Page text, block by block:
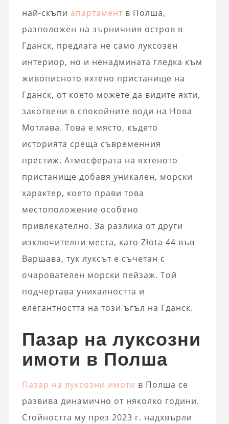
най-скъпи апартамент в Полша,
разположен на зърничния остров в
Гданск, предлага не само луксозен
интериор, но и ненадмината гледка към
живописното яхтено пристанище на
Гданск, от което можете да видите яхти,
закотвени в спокойните води на Нова
Мотлава. Това е място, където
историята среща съвременния
престиж. Атмосферата на яхтеното
пристанище добавя уникален, морски
характер, което прави това
местоположение особено
привлекателно. За разлика от други
изключителни места, като Złota 44 във
Варшава, тук луксът е съчетан с
очарователен морски пейзаж. Той
подчертава уникалността и
елегантността на този ъгъл на Гданск.
Пазар на луксозни
имоти в Полша
Пазар на луксозни имоти в Полша се
развива динамично от няколко години.
Стойността му през 2023 г. надхвърли